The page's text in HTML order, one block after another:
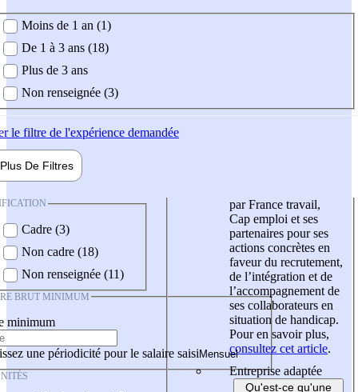
demandée
Moins de 1 an (1)
De 1 à 3 ans (18)
Plus de 3 ans
Non renseignée (3)
le filtre de l'expérience demandée
Plus De Filtres
Cadre (3)
Non cadre (18)
Non renseignée (11)
BRUT MINIMUM
minimum
une périodicité pour le salaire saisi
par France travail,
Cap emploi et ses
partenaires pour ses
actions concrètes en
faveur du recrutement,
de l’intégration et de
l’accompagnement de
ses collaborateurs en
situation de handicap.
Pour en savoir plus,
consultez cet article.
Entreprise adaptée
Qu'est-ce qu'une